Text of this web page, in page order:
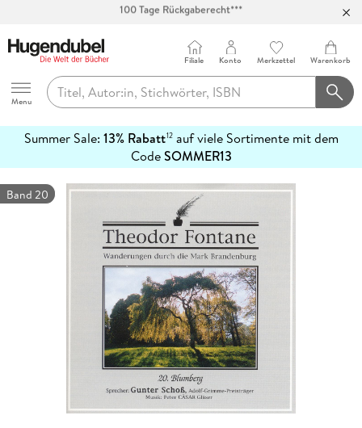
Abholung in über 100 Filialen
Hugendubel
Menu
Filiale Konto Merkzettel Warenkorb
Summer Sale: 13% Rabatt12auf viele Sortimente mit dem
CodeSOMMER13
erfahren
Band 20